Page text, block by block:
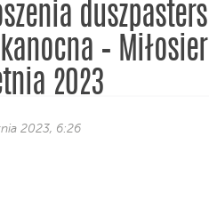
–
2023
2023, 6:26